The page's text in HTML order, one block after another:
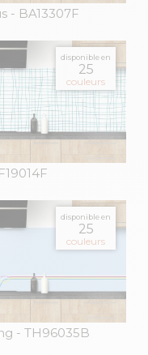
- BA13307F
disponible en
25
couleurs
disponible en
25
couleurs
- TH96035B